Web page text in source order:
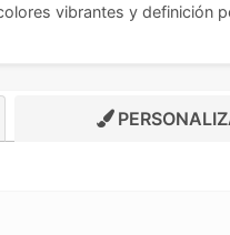
vibrantes y definición